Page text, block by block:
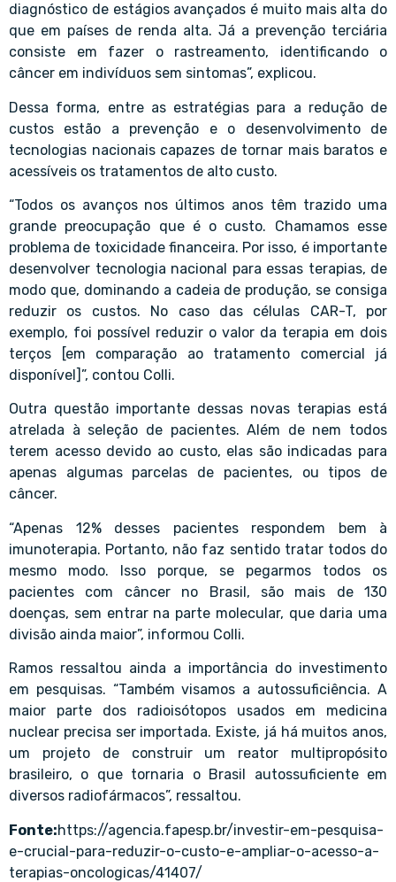
diagnóstico de estágios avançados é muito mais alta do
que em países de renda alta. Já a prevenção terciária
consiste em fazer o rastreamento, identificando o
câncer em indivíduos sem sintomas”, explicou.
Dessa forma, entre as estratégias para a redução de
custos estão a prevenção e o desenvolvimento de
tecnologias nacionais capazes de tornar mais baratos e
acessíveis os tratamentos de alto custo.
“Todos os avanços nos últimos anos têm trazido uma
grande preocupação que é o custo. Chamamos esse
problema de toxicidade financeira. Por isso, é importante
desenvolver tecnologia nacional para essas terapias, de
modo que, dominando a cadeia de produção, se consiga
reduzir os custos. No caso das células CAR-T, por
exemplo, foi possível reduzir o valor da terapia em dois
terços [em comparação ao tratamento comercial já
disponível]”, contou Colli.
Outra questão importante dessas novas terapias está
atrelada à seleção de pacientes. Além de nem todos
terem acesso devido ao custo, elas são indicadas para
apenas algumas parcelas de pacientes, ou tipos de
câncer.
“Apenas 12% desses pacientes respondem bem à
imunoterapia. Portanto, não faz sentido tratar todos do
mesmo modo. Isso porque, se pegarmos todos os
pacientes com câncer no Brasil, são mais de 130
doenças, sem entrar na parte molecular, que daria uma
divisão ainda maior”, informou Colli.
Ramos ressaltou ainda a importância do investimento
em pesquisas. “Também visamos a autossuficiência. A
maior parte dos radioisótopos usados em medicina
nuclear precisa ser importada. Existe, já há muitos anos,
um projeto de construir um reator multipropósito
brasileiro, o que tornaria o Brasil autossuficiente em
diversos radiofármacos”, ressaltou.
Fonte:https://agencia.fapesp.br/investir-em-pesquisa-
e-crucial-para-reduzir-o-custo-e-ampliar-o-acesso-a-
terapias-oncologicas/41407/